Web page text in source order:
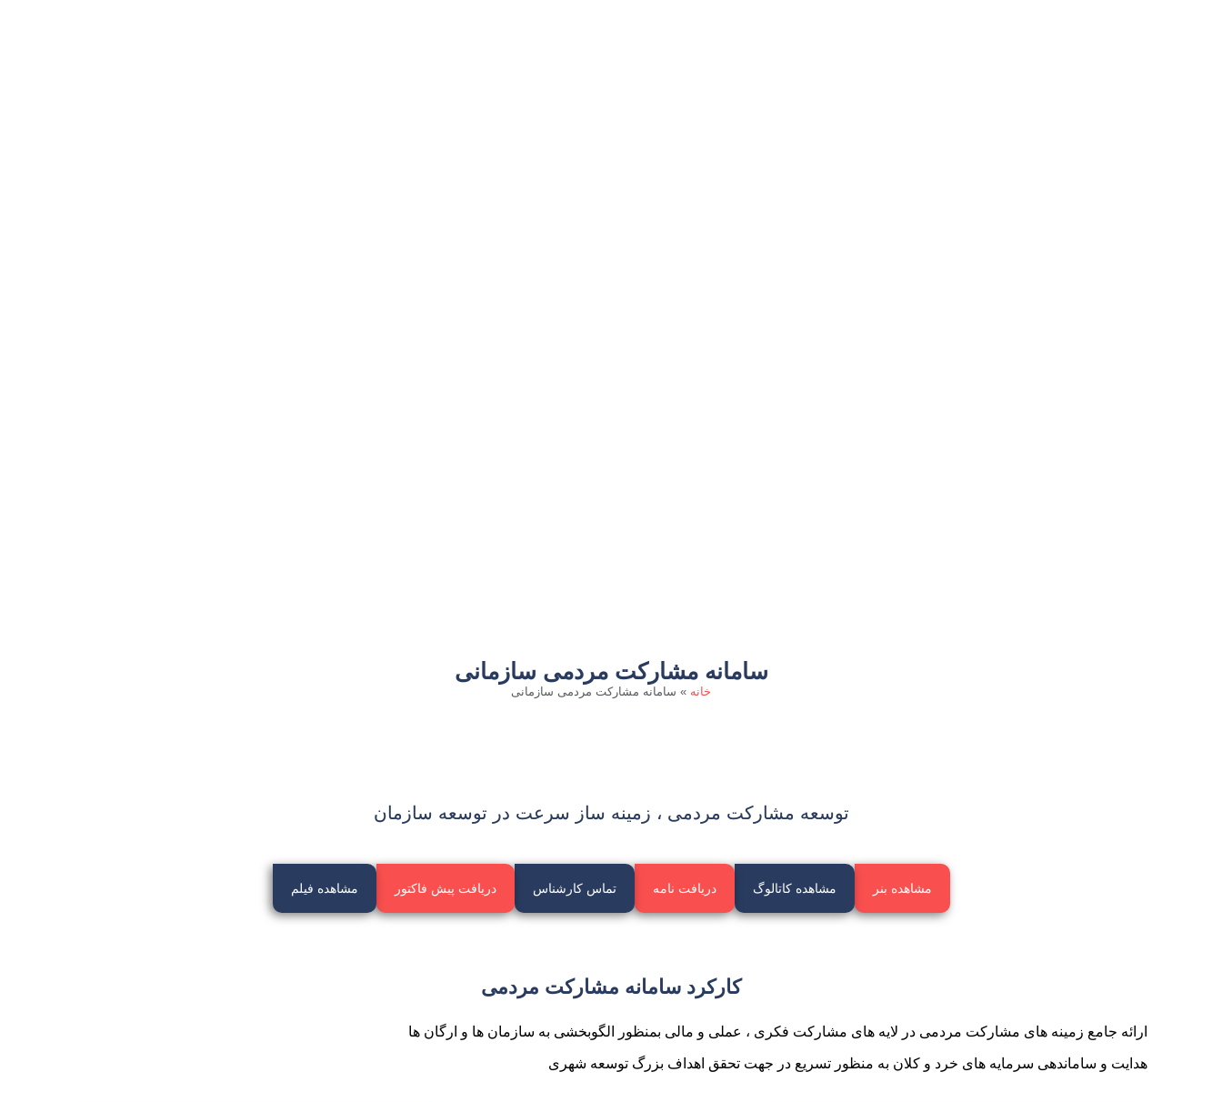
سامانه مشارکت مردمی سازمانی
خانه » سامانه مشارکت مردمی سازمانی
توسعه مشارکت مردمی ، زمینه ساز سرعت در توسعه سازمان
مشاهده بنر مشاهده کاتالوگ دریافت نامه تماس کارشناس دریافت پیش فاکتور مشاهده فیلم
کارکرد سامانه مشارکت مردمی
ارائه جامع زمینه های مشارکت مردمی در لایه های مشارکت فکری ، عملی و مالی بمنظور الگوبخشی به سازمان ها و ارگان ها
هدایت و ساماندهی سرمایه های خرد و کلان به منظور تسریع در جهت تحقق اهداف بزرگ توسعه شهری